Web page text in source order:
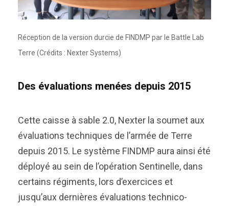
Réception de la version durcie de FINDMP par le Battle Lab
Terre (Crédits : Nexter Systems)
Des évaluations menées depuis 2015
Cette caisse à sable 2.0, Nexter la soumet aux
évaluations techniques de l’armée de Terre
depuis 2015. Le système FINDMP aura ainsi été
déployé au sein de l’opération Sentinelle, dans
certains régiments, lors d’exercices et
jusqu’aux dernières évaluations technico-